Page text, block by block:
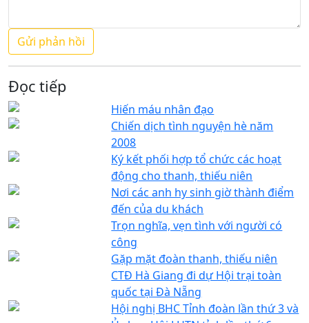
Đọc tiếp
Hiến máu nhân đạo
Chiến dịch tình nguyện hè năm
2008
Ký kết phối hợp tổ chức các hoạt
động cho thanh, thiếu niên
Nơi các anh hy sinh giờ thành điểm
đến của du khách
Trọn nghĩa, vẹn tình với người có
công
Gặp mặt đoàn thanh, thiếu niên
CTĐ Hà Giang đi dự Hội trại toàn
quốc tại Đà Nẵng
Hội nghị BHC Tỉnh đoàn lần thứ 3 và